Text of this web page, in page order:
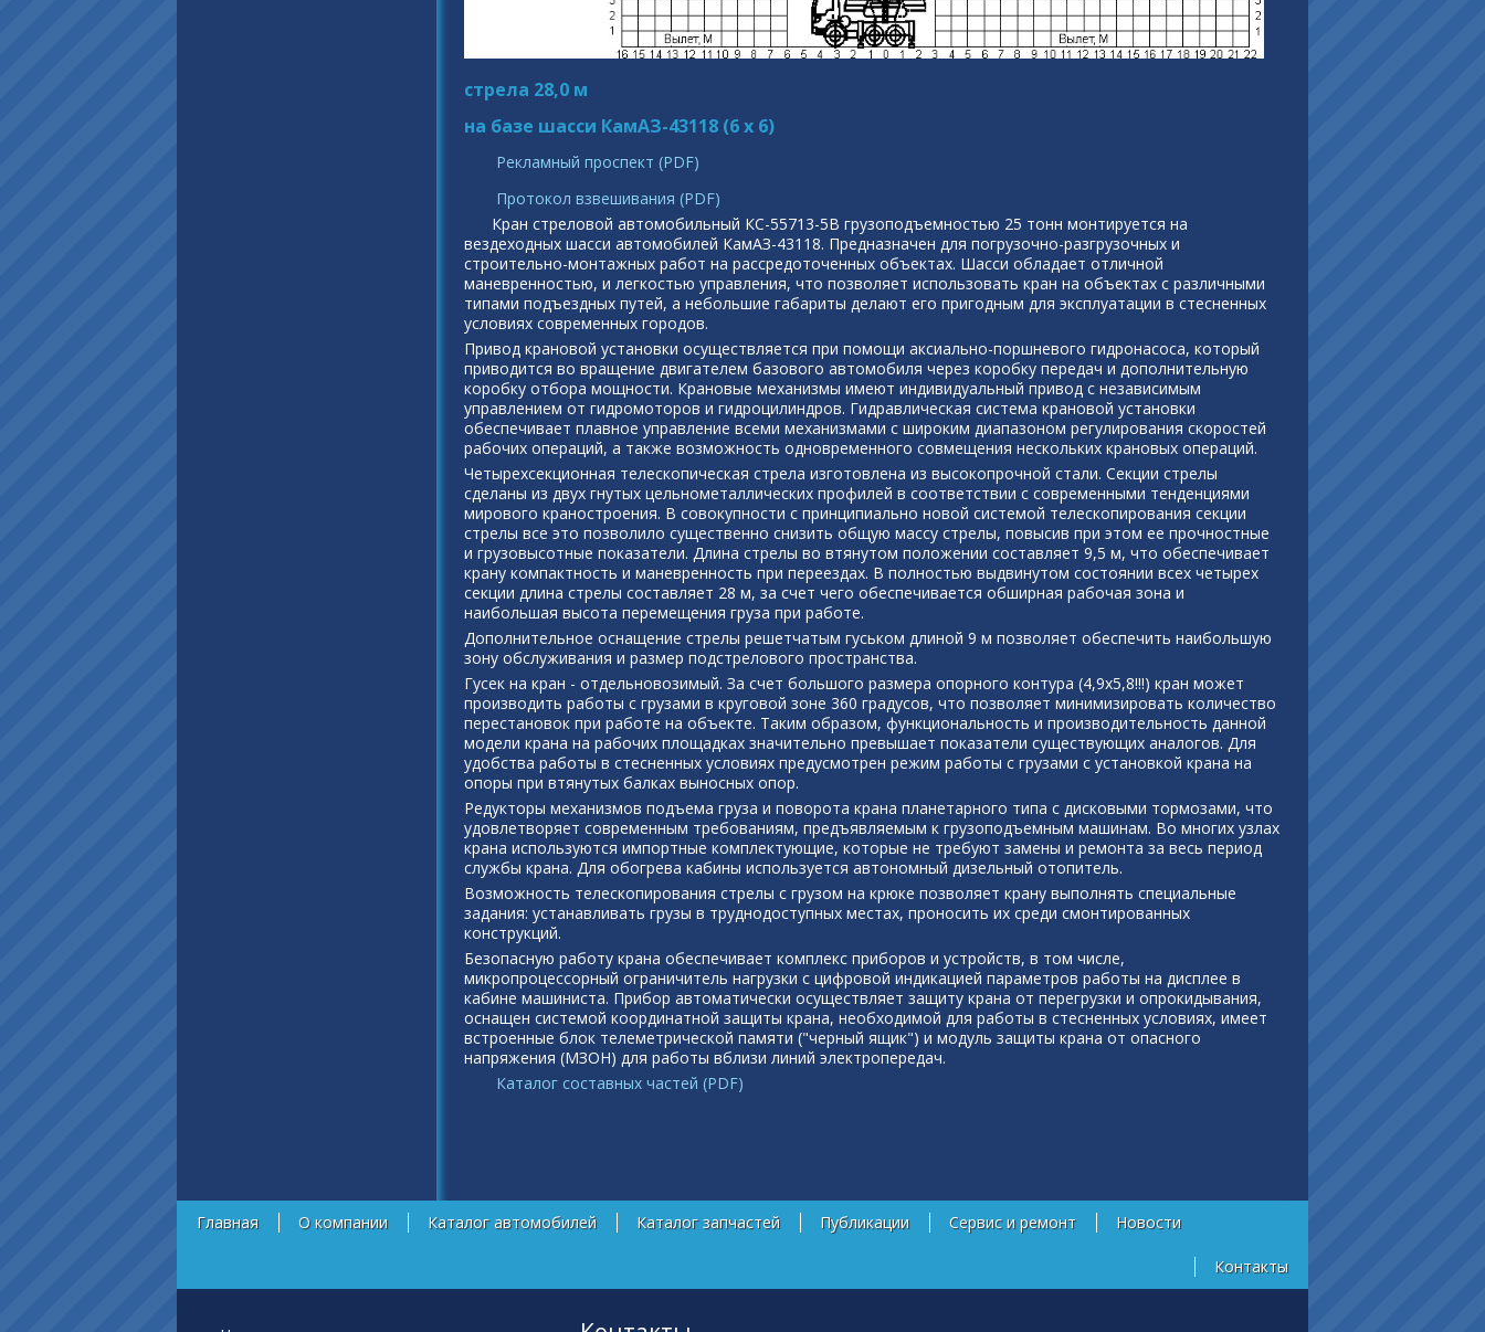
стрела 28,0 м
на базе шасси КамАЗ-43118 (6 х 6)
Рекламный проспект (PDF)
Протокол взвешивания (PDF)
Кран стреловой автомобильный КС-55713-5В грузоподъемностью 25 тонн монтируется на
вездеходных шасси автомобилей КамАЗ-43118. Предназначен для погрузочно-разгрузочных и
строительно-монтажных работ на рассредоточенных объектах. Шасси обладает отличной
маневренностью, и легкостью управления, что позволяет использовать кран на объектах с различными
типами подъездных путей, а небольшие габариты делают его пригодным для эксплуатации в стесненных
условиях современных городов.
Привод крановой установки осуществляется при помощи аксиально-поршневого гидронасоса, который
приводится во вращение двигателем базового автомобиля через коробку передач и дополнительную
коробку отбора мощности. Крановые механизмы имеют индивидуальный привод с независимым
управлением от гидромоторов и гидроцилиндров. Гидравлическая система крановой установки
обеспечивает плавное управление всеми механизмами с широким диапазоном регулирования скоростей
рабочих операций, а также возможность одновременного совмещения нескольких крановых операций.
Четырехсекционная телескопическая стрела изготовлена из высокопрочной стали. Секции стрелы
сделаны из двух гнутых цельнометаллических профилей в соответствии с современными тенденциями
мирового краностроения. В совокупности с принципиально новой системой телескопирования секции
стрелы все это позволило существенно снизить общую массу стрелы, повысив при этом ее прочностные
и грузовысотные показатели. Длина стрелы во втянутом положении составляет 9,5 м, что обеспечивает
крану компактность и маневренность при переездах. В полностью выдвинутом состоянии всех четырех
секции длина стрелы составляет 28 м, за счет чего обеспечивается обширная рабочая зона и
наибольшая высота перемещения груза при работе.
Дополнительное оснащение стрелы решетчатым гуськом длиной 9 м позволяет обеспечить наибольшую
зону обслуживания и размер подстрелового пространства.
Гусек на кран - отдельновозимый. За счет большого размера опорного контура (4,9x5,8!!!) кран может
производить работы с грузами в круговой зоне 360 градусов, что позволяет минимизировать количество
перестановок при работе на объекте. Таким образом, функциональность и производительность данной
модели крана на рабочих площадках значительно превышает показатели существующих аналогов. Для
удобства работы в стесненных условиях предусмотрен режим работы с грузами с установкой крана на
опоры при втянутых балках выносных опор.
Редукторы механизмов подъема груза и поворота крана планетарного типа с дисковыми тормозами, что
удовлетворяет современным требованиям, предъявляемым к грузоподъемным машинам. Во многих узлах
крана используются импортные комплектующие, которые не требуют замены и ремонта за весь период
службы крана. Для обогрева кабины используется автономный дизельный отопитель.
Возможность телескопирования стрелы с грузом на крюке позволяет крану выполнять специальные
задания: устанавливать грузы в труднодоступных местах, проносить их среди смонтированных
конструкций.
Безопасную работу крана обеспечивает комплекс приборов и устройств, в том числе,
микропроцессорный ограничитель нагрузки с цифровой индикацией параметров работы на дисплее в
кабине машиниста. Прибор автоматически осуществляет защиту крана от перегрузки и опрокидывания,
оснащен системой координатной защиты крана, необходимой для работы в стесненных условиях, имеет
встроенные блок телеметрической памяти ("черный ящик") и модуль защиты крана от опасного
напряжения (МЗОН) для работы вблизи линий электропередач.
Каталог составных частей (PDF)
Главная О компании Каталог автомобилей Каталог запчастей Публикации Сервис и ремонт Новости
Контакты